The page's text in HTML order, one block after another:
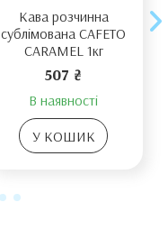
Кава розчинна
сублімована CAFETO
CARAMEL 1кг
507 ₴
В наявності
У КОШИК